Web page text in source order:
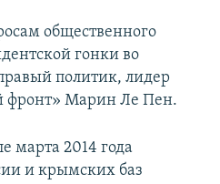
общественного
гонки во
политик, лидер
фронт» Марин Ле Пен.
марта 2014 года
и крымских баз